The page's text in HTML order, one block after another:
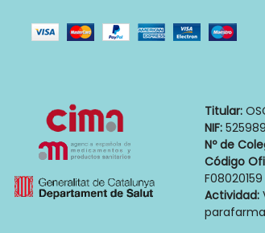
Titular:
NIF:
Nº de
Código
F08020159
Actividad: